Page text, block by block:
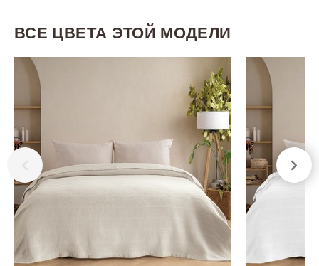
ВСЕ ЦВЕТА ЭТОЙ МОДЕЛИ